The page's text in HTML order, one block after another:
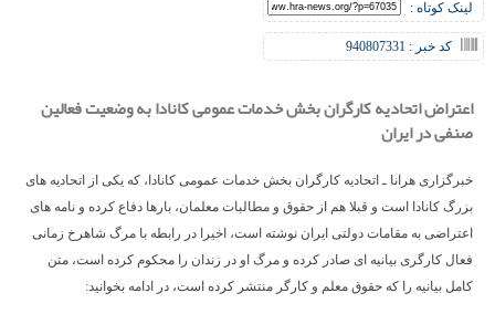
لینک کوتاه :
کد خبر : 940807331
اعتراض اتحادیه کارگران بخش خدمات عمومی کانادا به وضعیت فعالین
صنفی در ایران
خبرگزاری هرانا ـ اتحادیه کارگران بخش خدمات عمومی کانادا، که یکی از اتحادیه های
بزرگ کانادا است و قبلا هم از حقوق و مطالبات معلمان، بارها دفاع کرده و نامه های
اعتراضی به مقامات دولتی ایران نوشته است، اخیرا در رابطه با مرگ شاهرخ زمانی
فعال کارگری بیانیه ای صادر کرده و مرگ او در زندان را محکوم کرده است، متن
کامل بیانیه را که حقوق معلم و کارگر منتشر کرده است، در ادامه بخوانید: